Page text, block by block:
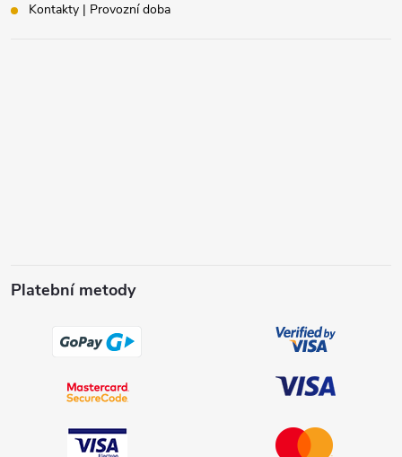
Kontakty | Provozní doba
Platební metody